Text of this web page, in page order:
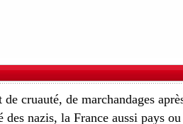
de cruauté, de marchandages
des nazis, la France aussi pays